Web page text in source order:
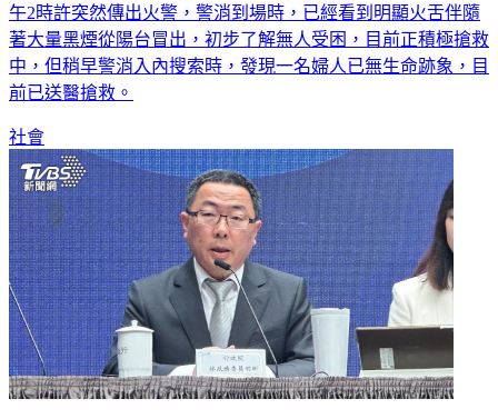
午2時許突然傳出火警，警消到場時，已經看到明顯火舌伴隨
著大量黑煙從陽台冒出，初步了解無人受困，目前正積極搶救
中，但稍早警消入內搜索時，發現一名婦人已無生命跡象，目
前已送醫搶救。
社會